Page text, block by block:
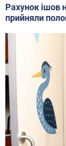
Рахунок ішов
прийняли